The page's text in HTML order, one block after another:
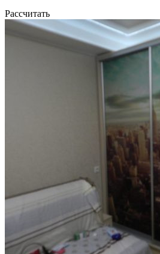
Рассчитать